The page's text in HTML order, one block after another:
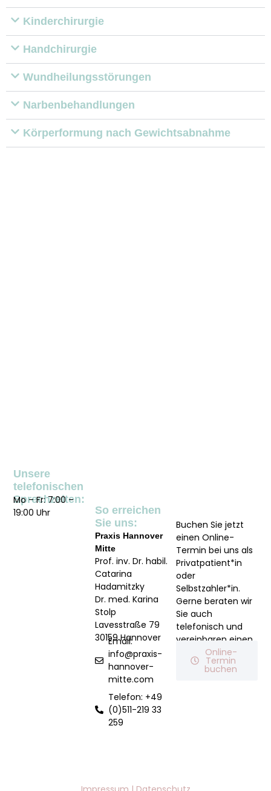
Kinderchirurgie
Handchirurgie
Wundheilungsstörungen
Narbenbehandlungen
Körperformung nach Gewichtsabnahme
Buchen Sie jetzt
einen Online-
Termin bei uns als
Privatpatient*in
oder
Selbstzahler*in.
Gerne beraten wir
Sie auch
telefonisch und
vereinbaren einen
Termin für Sie.
Online-
Termin
buchen
So erreichen
Sie uns:
Praxis Hannover
Mitte
Prof. inv. Dr. habil.
Catarina
Hadamitzky
Dr. med. Karina
Stolp
Lavesstraße 79
30159 Hannover
Email:
info@praxis-
hannover-
mitte.com
Telefon: +49
(0)511-219 33
259
Unsere
telefonischen
Sprechzeiten:
Mo – Fr: 7:00 –
19:00 Uhr